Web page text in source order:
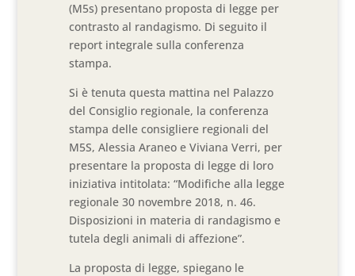
(M5s) presentano proposta di legge per
contrasto al randagismo. Di seguito il
report integrale sulla conferenza
stampa.
Si è tenuta questa mattina nel Palazzo
del Consiglio regionale, la conferenza
stampa delle consigliere regionali del
M5S, Alessia Araneo e Viviana Verri, per
presentare la proposta di legge di loro
iniziativa intitolata: “Modifiche alla legge
regionale 30 novembre 2018, n. 46.
Disposizioni in materia di randagismo e
tutela degli animali di affezione”.
La proposta di legge, spiegano le